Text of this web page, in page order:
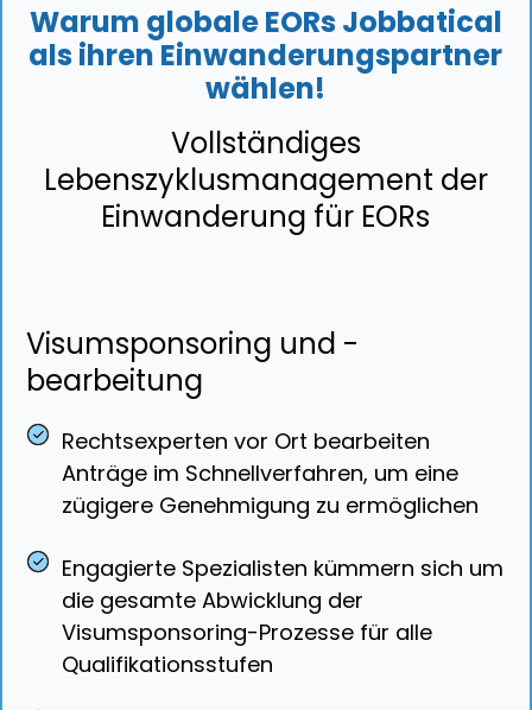
Warum globale EORs Jobbatical
als ihren Einwanderungspartner
wählen!
Vollständiges
Lebenszyklusmanagement der
Einwanderung für EORs
Visumsponsoring und -
bearbeitung
Rechtsexperten vor Ort bearbeiten
Anträge im Schnellverfahren, um eine
zügigere Genehmigung zu ermöglichen
Engagierte Spezialisten kümmern sich um
die gesamte Abwicklung der
Visumsponsoring-Prozesse für alle
Qualifikationsstufen